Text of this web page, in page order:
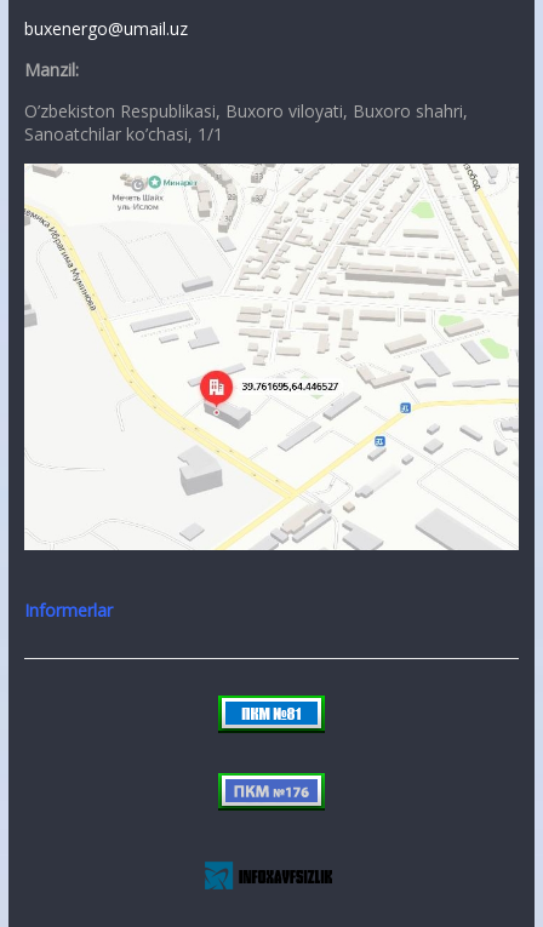
buxenergo@umail.uz
Manzil:
O’zbekiston Respublikasi, Buxoro viloyati, Buxoro shahri,
Sanoatchilar ko’chasi, 1/1
Informerlar